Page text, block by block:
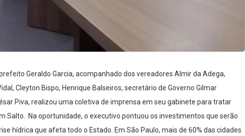
Geraldo Garcia, acompanhado dos vereadores Almir da Adega,
Cleyton Bispo, Henrique Balseiros, secretário de Governo Gilmar
Piva, realizou uma coletiva de imprensa em seu gabinete para tratar
Salto. Na oportunidade, o executivo pontuou os investimentos que serão
hídrica que afeta todo o Estado. Em São Paulo, mais de 60% das cidades